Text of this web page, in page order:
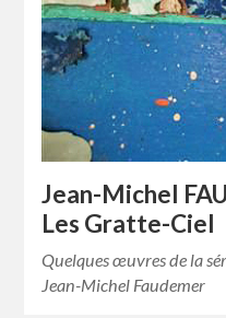
Jean-Michel
Les Gratte-Ciel
Quelques œuvres de la
Jean-Michel Faudemer